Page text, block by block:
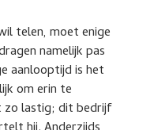
telen, moet enige
namelijk pas
aanlooptijd is het
om erin te
zo lastig; dit bedrijf